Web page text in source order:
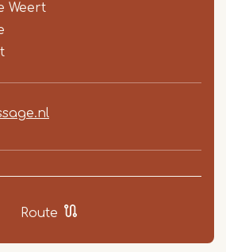
Weert
Route